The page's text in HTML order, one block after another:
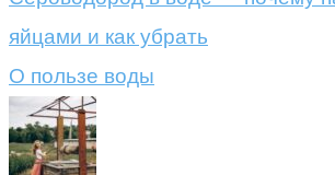
яйцами и как убрать
О пользе воды